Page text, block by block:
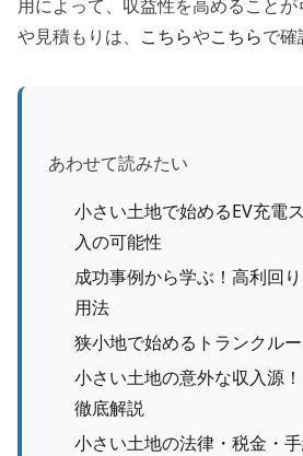
用によって、収益性を高めること
や見積もりは、 こちらやこちらで確
あわせて読みたい
小さい土地で始めるEV充電
入の可能性
成功事例から学ぶ！高利回
用法
狭小地で始めるトランクル
小さい土地の意外な収入源
徹底解説
小さい土地の法律・税金・